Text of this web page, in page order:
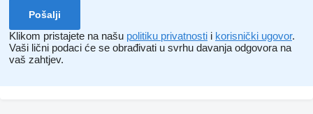
Klikom pristajete na našu politiku privatnosti i korisnički ugovor.
Vaši lični podaci će se obrađivati ​​u svrhu davanja odgovora na
vaš zahtjev.